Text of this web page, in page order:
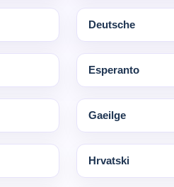
Deutsche
Esperanto
Gaeilge
Hrvatski